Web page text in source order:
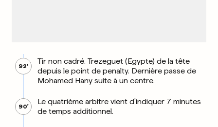
92'
Tir non cadré. Trezeguet (Egypte) de la tête
depuis le point de penalty. Dernière passe de
Mohamed Hany suite à un centre.
90'
Le quatrième arbitre vient d'indiquer 7 minutes
de temps additionnel.